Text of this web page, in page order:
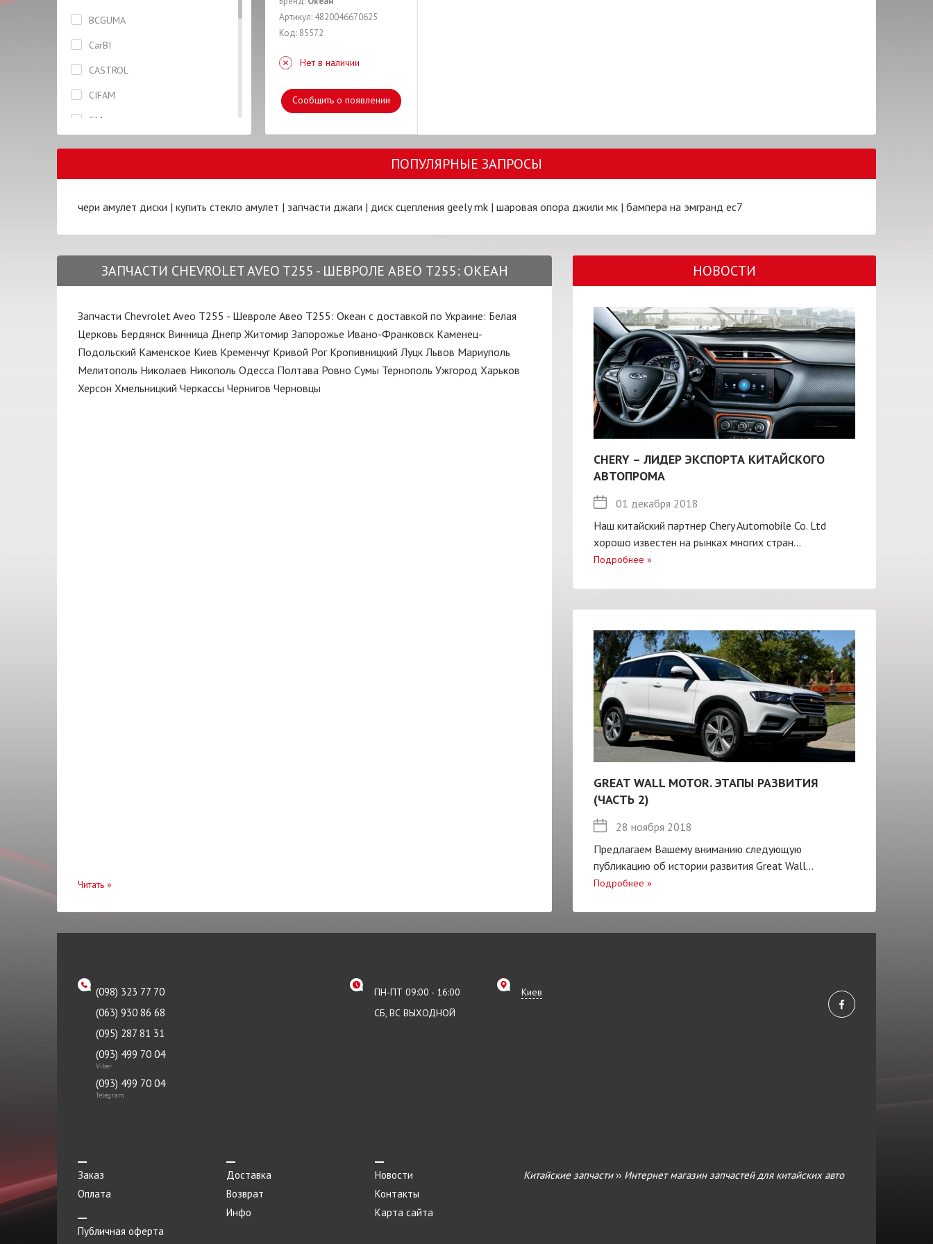
Колодки
КПП
Кронштейн
Кулиса
Масло моторное
Очиститель
Порог метталический
Прокладка
Пружина
Пыльник
Радиатор кондиционера
Реле
BCGUMA
CarBI
CASTROL
CIFAM
GM
SMARTEX
TOYOTA
Океан
Артикул: 4820046670625
Код: 85572
Нет в наличии
Сообщить о появлении
ПОПУЛЯРНЫЕ ЗАПРОСЫ
чери амулет диски | купить стекло амулет | запчасти джаги | диск сцепления geely mk | шаровая опора джили мк | бампера на эмгранд ес7
ЗАПЧАСТИ CHEVROLET AVEO T255 - ШЕВРОЛЕ АВЕО Т255: ОКЕАН
Запчасти Chevrolet Aveo T255 - Шевроле Авео Т255: Океан с доставкой по Украине: Белая
Церковь Бердянск Винница Днепр Житомир Запорожье Ивано-Франковск Каменец-
Подольский Каменское Киев Кременчуг Кривой Рог Кропивницкий Луцк Львов Мариуполь
Мелитополь Николаев Никополь Одесса Полтава Ровно Сумы Тернополь Ужгород Харьков
Херсон Хмельницкий Черкассы Чернигов Черновцы
Читать »
НОВОСТИ
CHERY – ЛИДЕР ЭКСПОРТА КИТАЙСКОГО
АВТОПРОМА
01 декабря 2018
Наш китайский партнер Chery Automobile Co. Ltd
хорошо известен на рынках многих стран...
Подробнее »
GREAT WALL MOTOR. ЭТАПЫ РАЗВИТИЯ
(ЧАСТЬ 2)
28 ноября 2018
Предлагаем Вашему вниманию следующую
публикацию об истории развития Great Wall...
Подробнее »
(098) 323 77 70
(063) 930 86 68
(095) 287 81 31
(093) 499 70 04
Viber
(093) 499 70 04
Telegram
ПН-ПТ 09:00 - 16:00
СБ, ВС ВЫХОДНОЙ
Киев
Заказ
Оплата
Доставка
Возврат
Инфо
Новости
Контакты
Карта сайта
Публичная оферта
Китайские запчасти›› Интернет магазин запчастей для китайских авто